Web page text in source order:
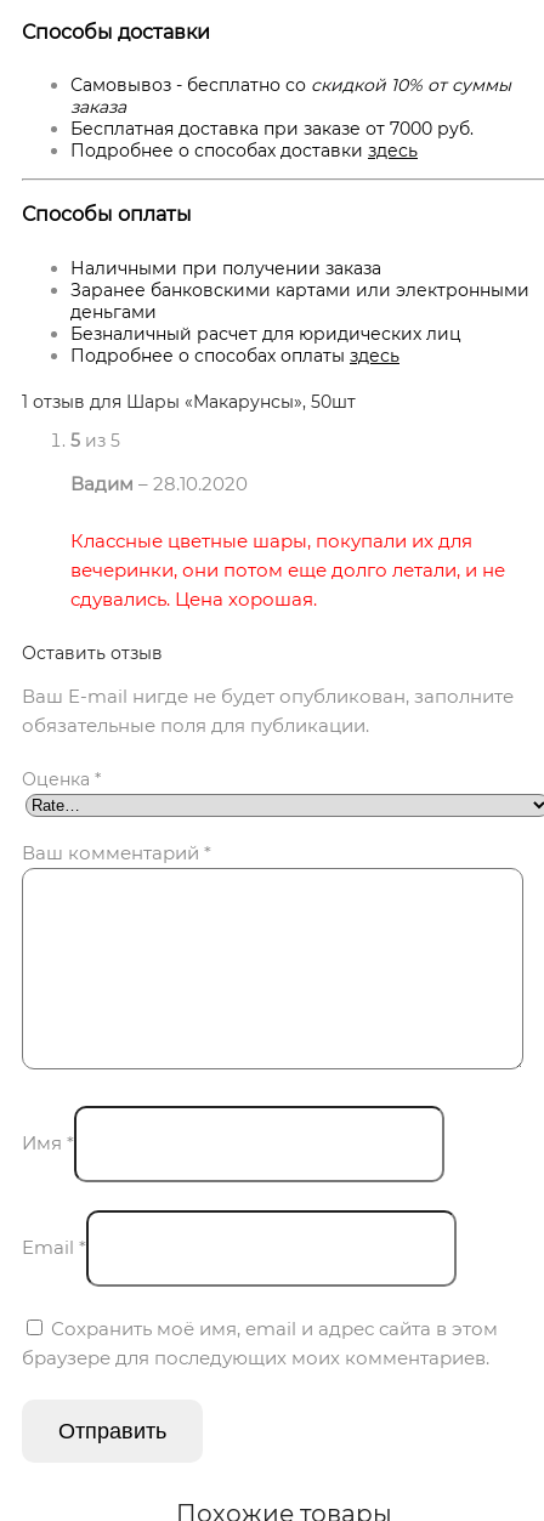
Способы доставки
Самовывоз - бесплатно со скидкой 10% от суммы
заказа
Бесплатная доставка при заказе от 7000 руб.
Подробнее о способах доставки здесь
Способы оплаты
Наличными при получении заказа
Заранее банковскими картами или электронными
деньгами
Безналичный расчет для юридических лиц
Подробнее о способах оплаты здесь
1 отзыв для Шары «Макарунсы», 50шт
5 из 5
Вадим – 28.10.2020
Классные цветные шары, покупали их для
вечеринки, они потом еще долго летали, и не
сдувались. Цена хорошая.
Оставить отзыв
Ваш E-mail нигде не будет опубликован, заполните
обязательные поля для публикации.
Оценка *
Ваш комментарий *
Имя *
Email *
Сохранить моё имя, email и адрес сайта в этом
браузере для последующих моих комментариев.
Похожие товары